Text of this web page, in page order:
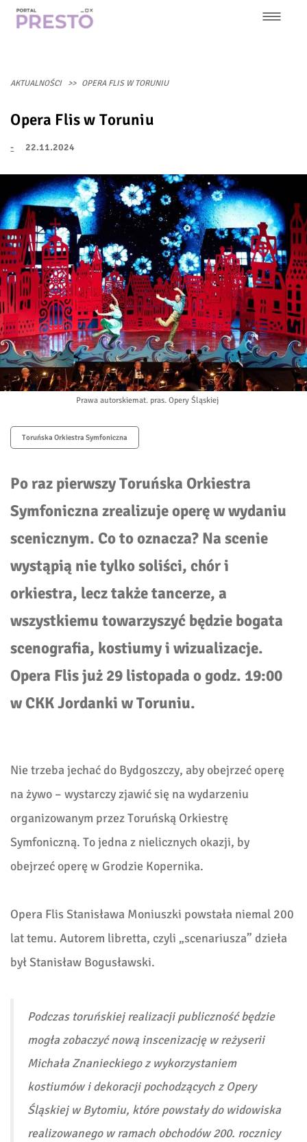
Przejdź
nawigacja
AKTUALNOŚCI OPERA FLIS W TORUNIU
Opera Flis w Toruniu
- 22.11.2024
Prawa autorskiemat. pras. Opery Śląskiej
Toruńska Orkiestra Symfoniczna
Po raz pierwszy Toruńska Orkiestra
Symfoniczna zrealizuje operę w wydaniu
scenicznym. Co to oznacza? Na scenie
wystąpią nie tylko soliści, chór i
orkiestra, lecz także tancerze, a
wszystkiemu towarzyszyć będzie bogata
scenografia, kostiumy i wizualizacje.
Opera Flis już 29 listopada o godz. 19:00
w CKK Jordanki w Toruniu.
Nie trzeba jechać do Bydgoszczy, aby obejrzeć operę
na żywo – wystarczy zjawić się na wydarzeniu
organizowanym przez Toruńską Orkiestrę
Symfoniczną. To jedna z nielicznych okazji, by
obejrzeć operę w Grodzie Kopernika.
Opera Flis Stanisława Moniuszki powstała niemal 200
lat temu. Autorem libretta, czyli „scenariusza” dzieła
był Stanisław Bogusławski.
Podczas toruńskiej realizacji publiczność będzie
mogła zobaczyć nową inscenizację w reżyserii
Michała Znanieckiego z wykorzystaniem
kostiumów i dekoracji pochodzących z Opery
Śląskiej w Bytomiu, które powstały do widowiska
realizowanego w ramach obchodów 200. rocznicy